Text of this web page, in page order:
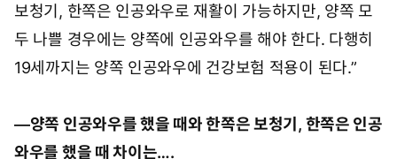
보청기, 한쪽은 인공와우로 재활이 가능하지만, 양쪽 모
두 나쁠 경우에는 양쪽에 인공와우를 해야 한다. 다행히
19세까지는 양쪽 인공와우에 건강보험 적용이 된다.”
―양쪽 인공와우를 했을 때와 한쪽은 보청기, 한쪽은 인공
와우를 했을 때 차이는….